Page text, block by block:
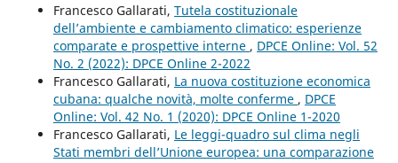
Francesco Gallarati, Tutela costituzionale
dell’ambiente e cambiamento climatico: esperienze
comparate e prospettive interne , DPCE Online: Vol. 52
No. 2 (2022): DPCE Online 2-2022
Francesco Gallarati, La nuova costituzione economica
cubana: qualche novità, molte conferme , DPCE
Online: Vol. 42 No. 1 (2020): DPCE Online 1-2020
Francesco Gallarati, Le leggi-quadro sul clima negli
Stati membri dell’Unione europea: una comparazione